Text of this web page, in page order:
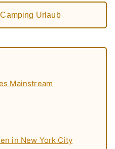
Mainstream
in New York City